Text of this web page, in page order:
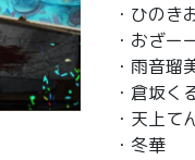
・ひのき
・おざー
・雨音瑠
・倉坂く
・天上て
・冬華